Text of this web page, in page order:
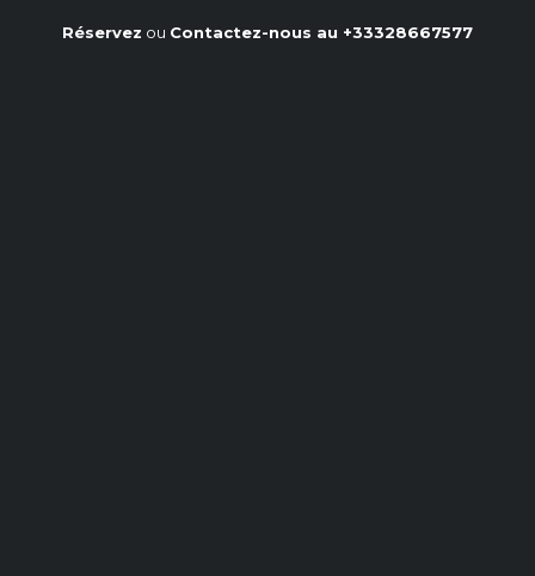
Réservez ou Contactez-nous au +33328667577